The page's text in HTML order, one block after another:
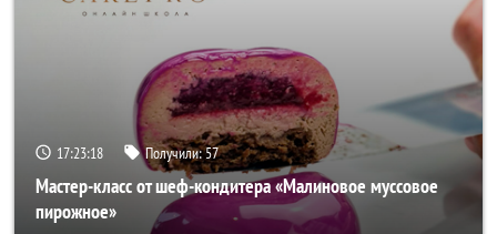
17:23:18 Получили:57
Мастер-класс от шеф-кондитера «Малиновое муссовое
пирожное»